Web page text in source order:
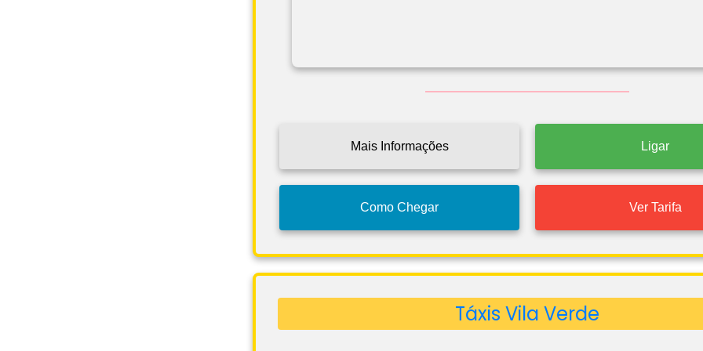
Mais Informações Ligar
Como Chegar Ver Tarifa
Táxis Vila Verde